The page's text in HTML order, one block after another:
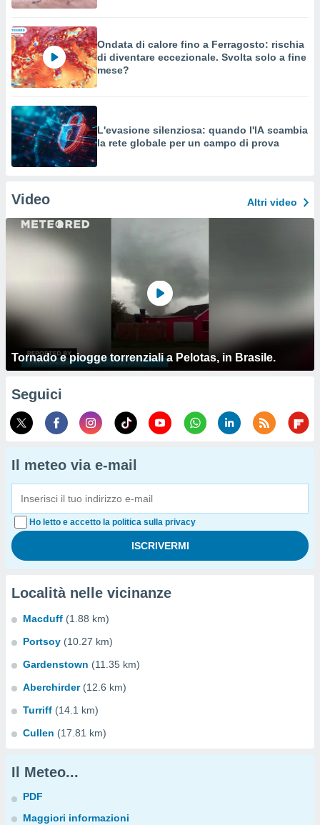
Ondata di calore fino a Ferragosto: rischia
di diventare eccezionale. Svolta solo a fine
mese?
L'evasione silenziosa: quando l'IA scambia
la rete globale per un campo di prova
Video Altri video
Tornado e piogge torrenziali a Pelotas, in Brasile.
Seguici
Il meteo via e-mail
Ho letto e accetto la politica sulla privacy
Località nelle vicinanze
Macduff (1.88 km)
Portsoy (10.27 km)
Gardenstown (11.35 km)
Aberchirder (12.6 km)
Turriff (14.1 km)
Cullen (17.81 km)
Il Meteo...
PDF
Maggiori informazioni